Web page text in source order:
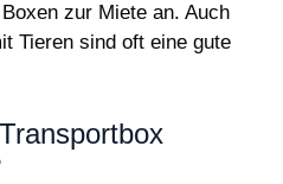
zur Miete an. Auch
Tieren sind oft eine gute